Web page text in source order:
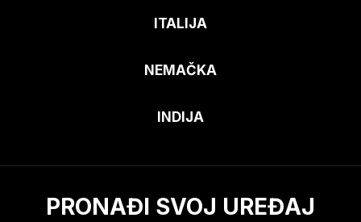
ITALIJA
NEMAČKA
INDIJA
PRONAĐI SVOJ UREĐAJ